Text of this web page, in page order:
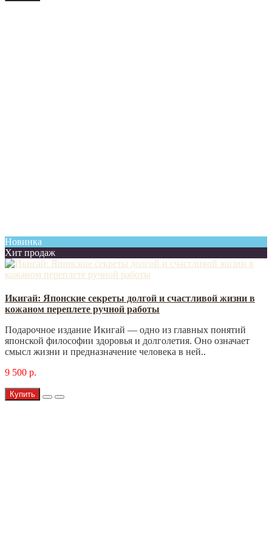
Новинка
Хит продаж
Икигай: Японские секреты долгой и счастливой жизни в
кожаном переплете ручной работы
Подарочное издание Икигай — одно из главных понятий
японской философии здоровья и долголетия. Оно означает
смысл жизни и предназначение человека в ней..
9 500 р.
Купить